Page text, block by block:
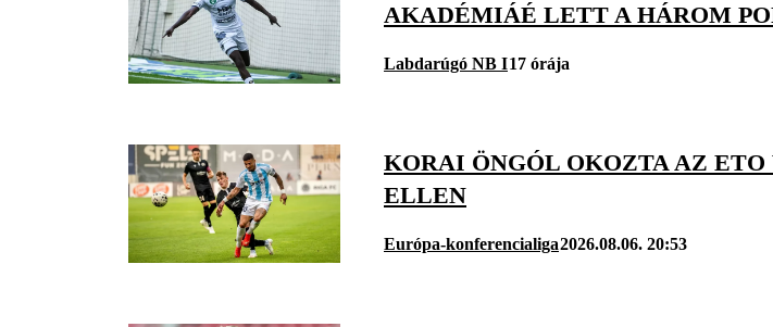
AKADÉMIÁÉ LETT A HÁROM
Labdarúgó NB I17 órája
KORAI ÖNGÓL OKOZTA AZ
ELLEN
Európa-konferencialiga2026.08.06. 20:53